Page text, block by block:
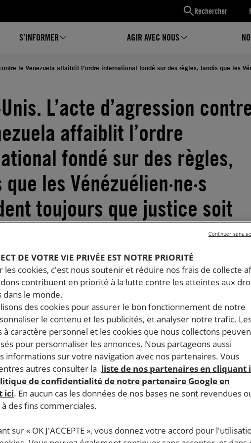
Rechercher
S’INFORMER AGIR AVEC NOUS
le Venezuela affaiblit l’ordre international fondé sur des règles, tandis que les
L’acte d’agression
affaiblit l’ordre
fondé sur des règles,
les Vénézuélien·ne·s
toujours que justice soit
VENEZUELA JUSTICE INTERNATIONALE
DE VOTRE VIE PRIVÉE EST NOTRE PRIORITÉ
les cookies, c'est nous soutenir et réduire nos frais de collecte
contribuent en priorité à la lutte contre les atteintes aux
dans le monde.
des cookies pour assurer le bon fonctionnement de notre
le contenu et les publicités, et analyser notre trafic.
à caractère personnel et les cookies que nous collectons
pour personnaliser les annonces. Nous partageons aussi
informations sur votre navigation avec nos partenaires. Vous
autres consulter la liste de nos partenaires en cliquant
de confidentialité de notre partenaire Google en
ici. En aucun cas les données de nos bases ne sont revendues
des fins commerciales.
sur « OK J'ACCEPTE », vous donnez votre accord pour
Continuer sans